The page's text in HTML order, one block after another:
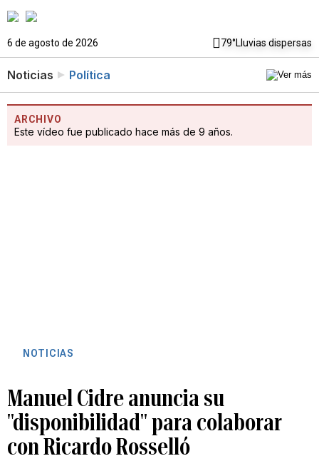
6 de agosto de 2026 79°Lluvias dispersas
Noticias Política
ARCHIVO
Este vídeo fue publicado hace más de 9 años.
NOTICIAS
Manuel Cidre anuncia su
"disponibilidad" para colaborar
con Ricardo Rosselló